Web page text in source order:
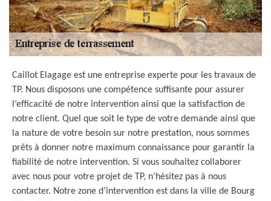
Caillot Elagage est une entreprise experte pour les travaux de
TP. Nous disposons une compétence suffisante pour assurer
l’efficacité de notre intervention ainsi que la satisfaction de
notre client. Quel que soit le type de votre demande ainsi que
la nature de votre besoin sur notre prestation, nous sommes
prêts à donner notre maximum connaissance pour garantir la
fiabilité de notre intervention. Si vous souhaitez collaborer
avec nous pour votre projet de TP, n’hésitez pas à nous
contacter. Notre zone d’intervention est dans la ville de Bourg